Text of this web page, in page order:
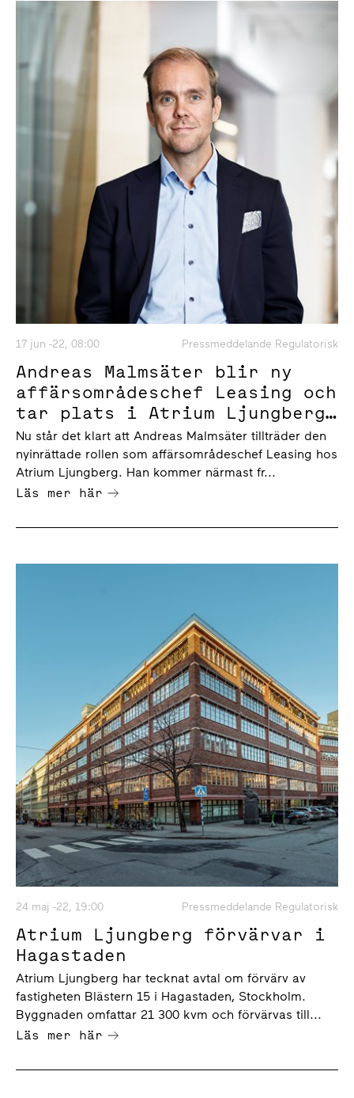
17 jun -22, 08:00 Pressmeddelande Regulatorisk
Andreas Malmsäter blir ny
affärsområdeschef Leasing och
tar plats i Atrium Ljungbergs
ledningsgrupp
Nu står det klart att Andreas Malmsäter tillträder den
nyinrättade rollen som affärsområdeschef Leasing hos
Atrium Ljungberg. Han kommer närmast fr...
Läs mer här
24 maj -22, 19:00 Pressmeddelande Regulatorisk
Atrium Ljungberg förvärvar i
Hagastaden
Atrium Ljungberg har tecknat avtal om förvärv av
fastigheten Blästern 15 i Hagastaden, Stockholm.
Byggnaden omfattar 21 300 kvm och förvärvas till...
Läs mer här